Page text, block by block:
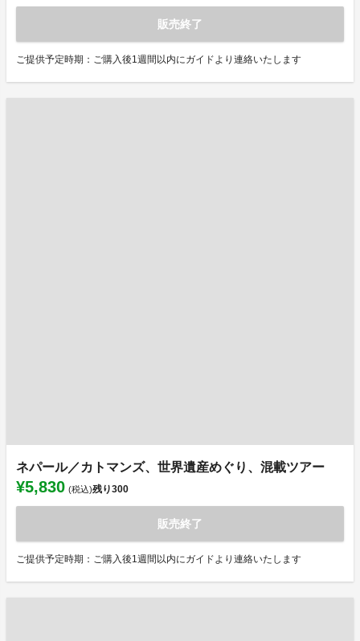
販売終了
ご提供予定時期：ご購入後1週間以内にガイドより連絡いたします
ネパール／カトマンズ、世界遺産めぐり、混載ツアー
¥5,830 (税込)残り300
販売終了
ご提供予定時期：ご購入後1週間以内にガイドより連絡いたします